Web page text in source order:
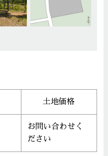
土地価格
お問い合わせく
ださい